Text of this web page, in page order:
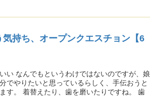
持ち、オープンクエスチョン【6
い なんでもというわけではないのですが、娘
でやりたいと思っているらしく、手伝おうと
す。 着替えたり、歯を磨いたりですね。 歯